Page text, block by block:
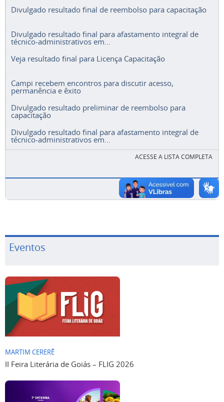
Divulgado resultado final de reembolso para capacitação
Divulgado resultado final para afastamento integral de
técnico-administrativos em...
Veja resultado final para Licença Capacitação
Campi recebem encontros para discutir acesso,
permanência e êxito
Divulgado resultado preliminar de reembolso para
capacitação
Divulgado resultado final para afastamento integral de
técnico-administrativos em...
ACESSE A LISTA COMPLETA
Eventos
MARTIM CERERÊ
II Feira Literária de Goiás – FLIG 2026